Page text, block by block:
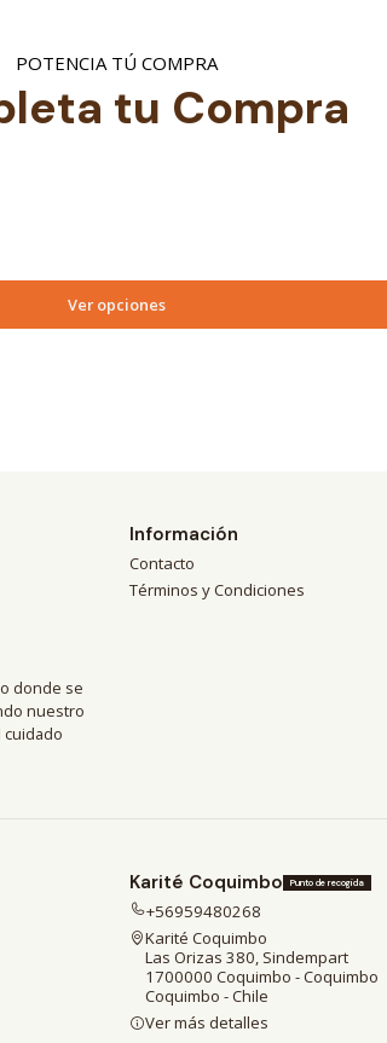
POTENCIA TÚ COMPRA
tu Compra
Ver opciones
donde se
nuestro
cuidado
Información
Contacto
Términos y Condiciones
Karité Coquimbo Punto de recogida
+56959480268
Karité Coquimbo
Las Orizas 380, Sindempart
1700000 Coquimbo - Coquimbo
Coquimbo - Chile
Ver más detalles